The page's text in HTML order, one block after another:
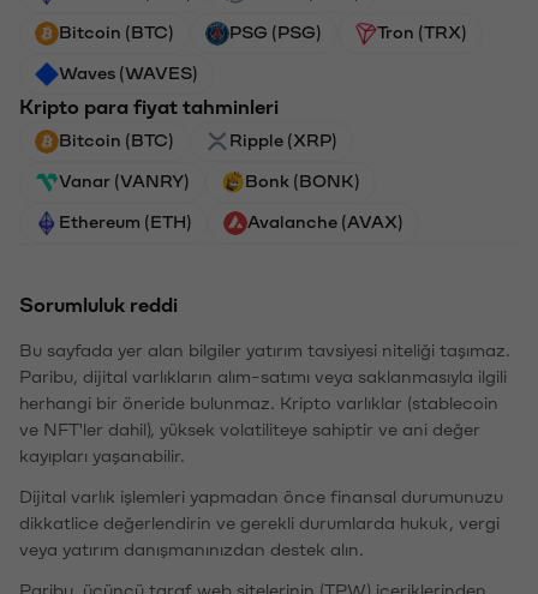
Bitcoin (BTC) PSG (PSG) Tron (TRX)
Waves (WAVES)
Kripto para fiyat tahminleri
Bitcoin (BTC) Ripple (XRP)
Vanar (VANRY) Bonk (BONK)
Ethereum (ETH) Avalanche (AVAX)
Sorumluluk reddi
Bu sayfada yer alan bilgiler yatırım tavsiyesi niteliği taşımaz.
Paribu, dijital varlıkların alım-satımı veya saklanmasıyla ilgili
herhangi bir öneride bulunmaz. Kripto varlıklar (stablecoin
ve NFT'ler dahil), yüksek volatiliteye sahiptir ve ani değer
kayıpları yaşanabilir.
Dijital varlık işlemleri yapmadan önce finansal durumunuzu
dikkatlice değerlendirin ve gerekli durumlarda hukuk, vergi
veya yatırım danışmanınızdan destek alın.
Paribu, üçüncü taraf web sitelerinin (TPW) içeriklerinden